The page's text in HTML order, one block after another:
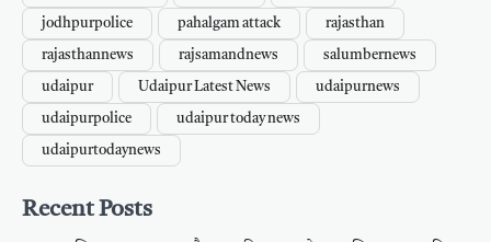
jodhpurpolice pahalgam attack rajasthan
rajasthannews rajsamandnews salumbernews
udaipur Udaipur Latest News udaipurnews
udaipurpolice udaipur today news
udaipurtodaynews
Recent Posts